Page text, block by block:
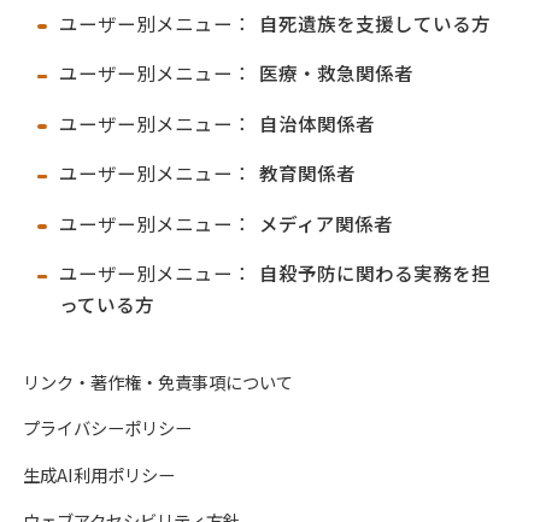
ユーザー別メニュー：
自死遺族を支援している方
ユーザー別メニュー：
医療・救急関係者
ユーザー別メニュー：
自治体関係者
ユーザー別メニュー： 教育関係者
ユーザー別メニュー：
メディア関係者
ユーザー別メニュー：
自殺予防に関わる実務を担
っている方
リンク・著作権・免責事項について
プライバシーポリシー
生成AI利用ポリシー